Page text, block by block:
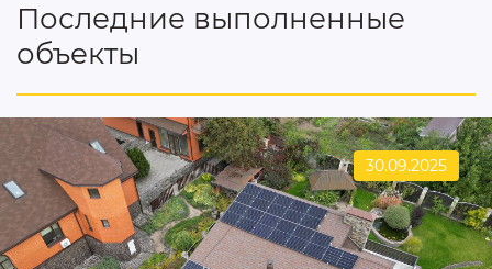
Последние выполненные
объекты
30.09.2025